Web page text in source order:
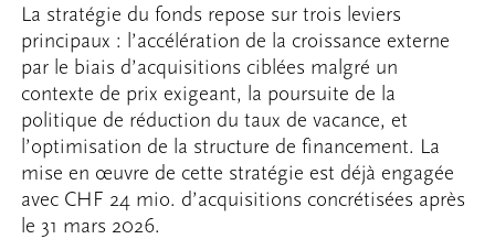
La stratégie du fonds repose sur trois leviers
principaux : l’accélération de la croissance externe
par le biais d’acquisitions ciblées malgré un
contexte de prix exigeant, la poursuite de la
politique de réduction du taux de vacance, et
l’optimisation de la structure de financement. La
mise en œuvre de cette stratégie est déjà engagée
avec CHF 24 mio. d’acquisitions concrétisées après
le 31 mars 2026.